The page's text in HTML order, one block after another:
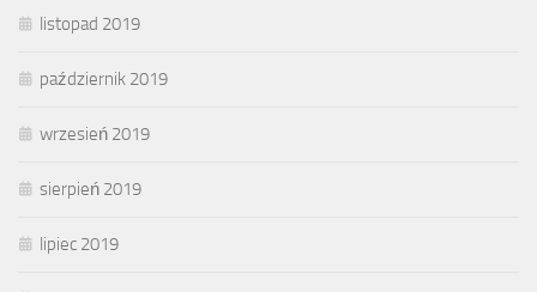
listopad 2019
październik 2019
wrzesień 2019
sierpień 2019
lipiec 2019